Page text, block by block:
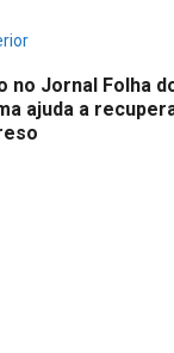
no Jornal Folha
ajuda a